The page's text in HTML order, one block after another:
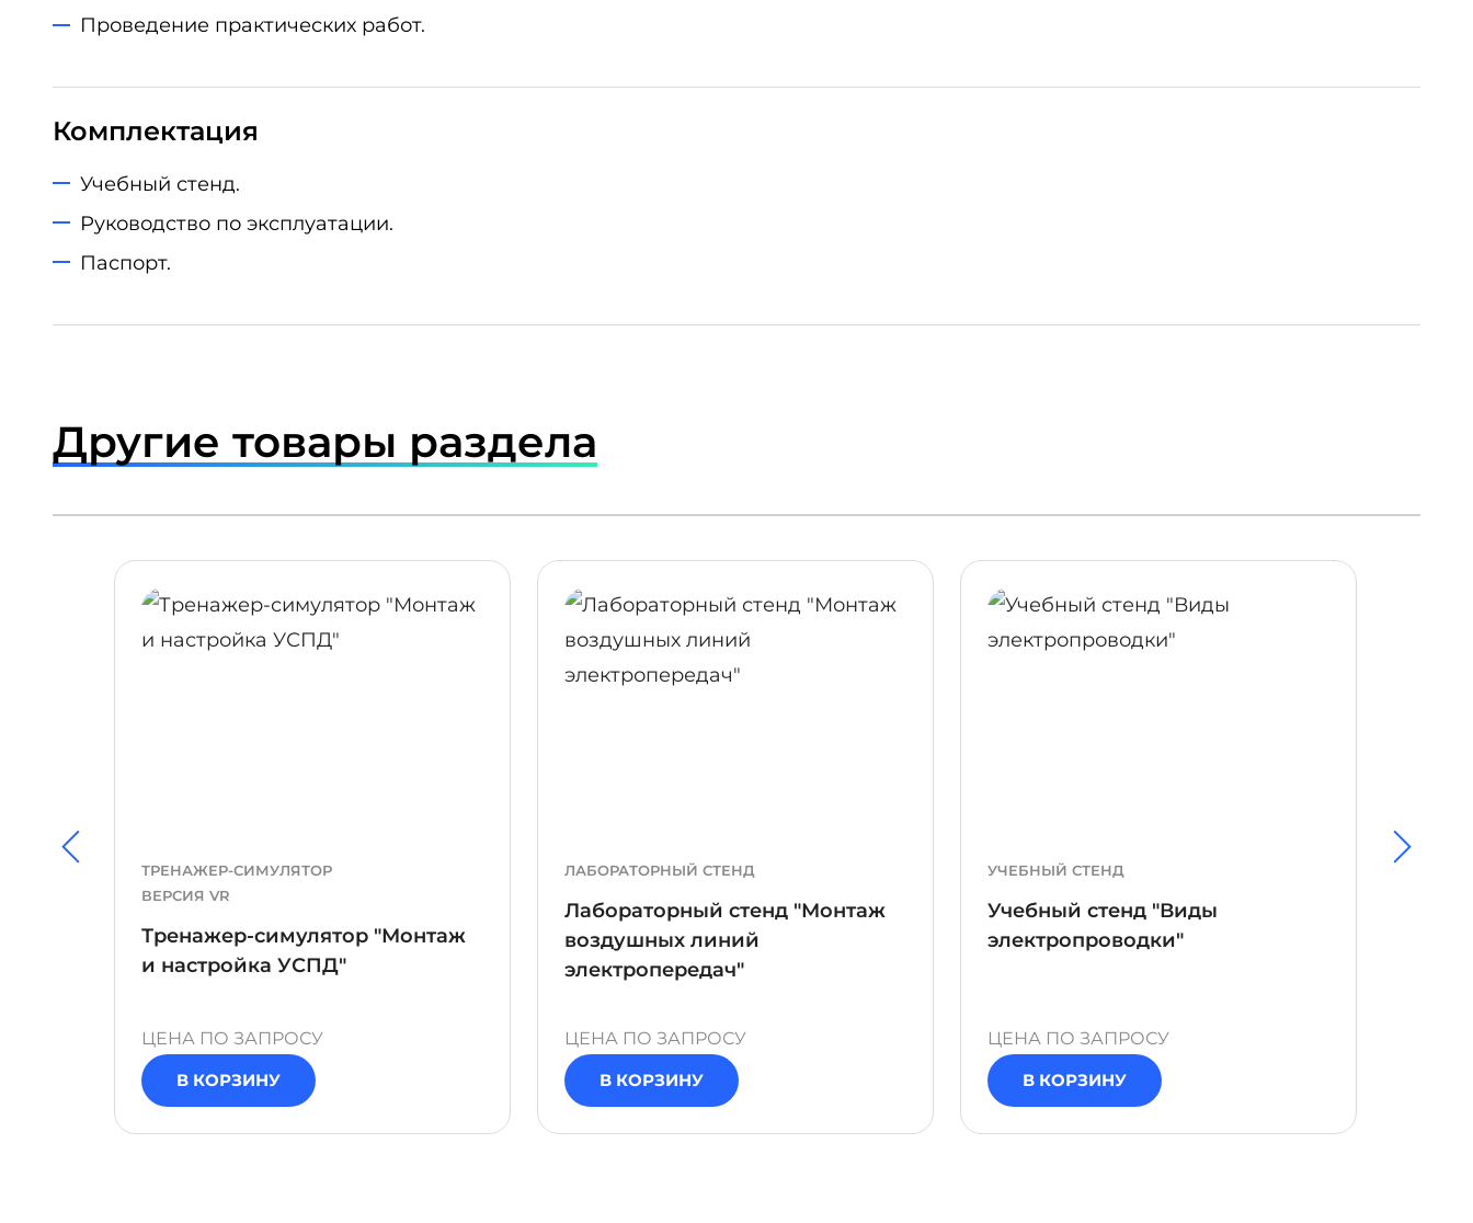
Проведение практических работ.
Комплектация
Учебный стенд.
Руководство по эксплуатации.
Паспорт.
Другие товары раздела
ТРЕНАЖЕР-СИМУЛЯТОР
ВЕРСИЯ VR
Тренажер-симулятор "Монтаж
и настройка УСПД"
ЦЕНА ПО ЗАПРОСУ
В КОРЗИНУ
ПОДРОБНЕЕ
ЛАБОРАТОРНЫЙ СТЕНД
Лабораторный стенд "Монтаж
воздушных линий
электропередач"
ЦЕНА ПО ЗАПРОСУ
В КОРЗИНУ
ПОДРОБНЕЕ
УЧЕБНЫЙ СТЕНД
Учебный стенд "Виды
электропроводки"
ЦЕНА ПО ЗАПРОСУ
В КОРЗИНУ
ПОДРОБНЕЕ